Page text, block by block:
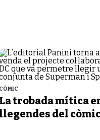
CÒMIC
La trobada mítica
llegendes del